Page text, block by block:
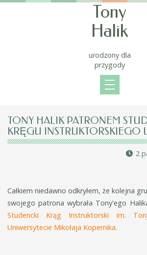
Tony
Halik
urodzony dla
przygody
TONY HALIK PATRONEM
KRĘGU INSTRUKTORSKIEGO
2
Całkiem niedawno odkryłem, że kolejna
swojego patrona wybrała Tony'ego
Studencki Krąg Instruktorski im.
Uniwersytecie Mikołaja Kopernika.